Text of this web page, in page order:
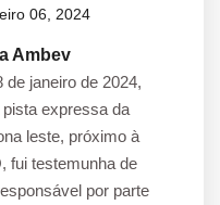
06, 2024
Ambev
de janeiro de 2024,
expressa da
leste, próximo à
fui testemunha de
por parte